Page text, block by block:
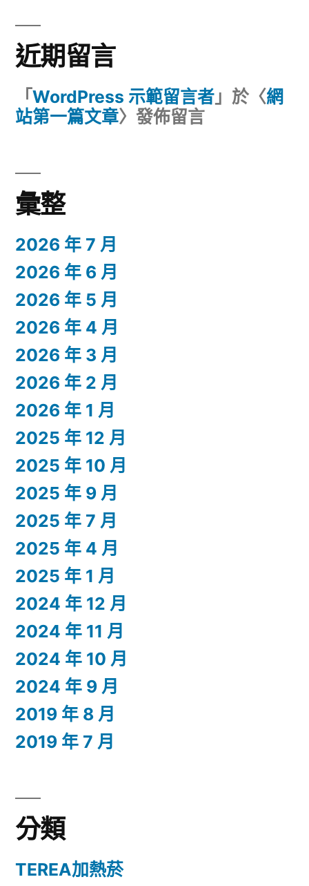
近期留言
「 WordPress 示範留言者 」於〈網
站第一篇文章〉發佈留言
彙整
2026 年 7 月
2026 年 6 月
2026 年 5 月
2026 年 4 月
2026 年 3 月
2026 年 2 月
2026 年 1 月
2025 年 12 月
2025 年 10 月
2025 年 9 月
2025 年 7 月
2025 年 4 月
2025 年 1 月
2024 年 12 月
2024 年 11 月
2024 年 10 月
2024 年 9 月
2019 年 8 月
2019 年 7 月
分類
TEREA加熱菸